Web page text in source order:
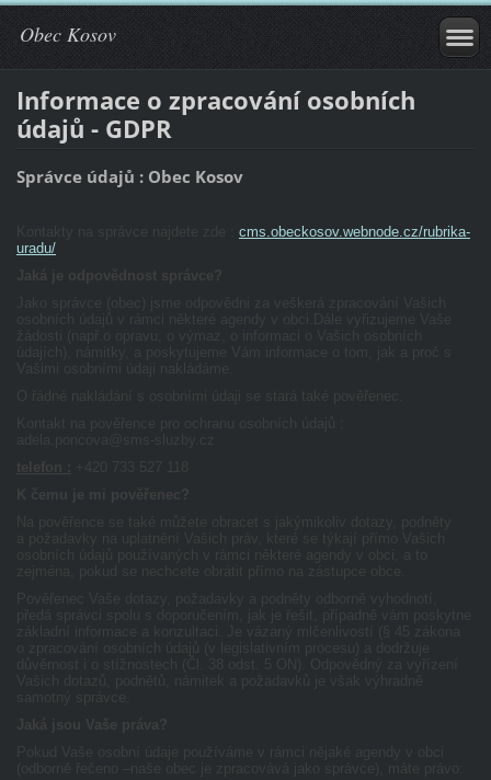
Obec Kosov
Informace o zpracování osobních
údajů - GDPR
Správce údajů : Obec Kosov
Kontakty na správce najdete zde : cms.obeckosov.webnode.cz/rubrika-
uradu/
Jaká je odpovědnost správce?
Jako správce (obec) jsme odpovědni za veškerá zpracování Vašich
osobních údajů v rámci některé agendy v obci.Dále vyřizujeme Vaše
žádosti (např.o opravu, o výmaz, o informaci o Vašich osobních
údajích), námitky, a poskytujeme Vám informace o tom, jak a proč s
Vašimi osobními údaji nakládáme.
O řádné nakládání s osobními údaji se stará také pověřenec.
Kontakt na pověřence pro ochranu osobních údajů :
adela.poncova@sms-sluzby.cz
telefon : +420 733 527 118
K čemu je mi pověřenec?
Na pověřence se také můžete obracet s jakýmikoliv dotazy, podněty
a požadavky na uplatnění Vašich práv, které se týkají přímo Vašich
osobních údajů používaných v rámci některé agendy v obci, a to
zejména, pokud se nechcete obrátit přímo na zástupce obce.
Pověřenec Vaše dotazy, požadavky a podněty odborně vyhodnotí,
předá správci spolu s doporučením, jak je řešit, případně vám poskytne
základní informace a konzultaci. Je vázaný mlčenlivostí (§ 45 zákona
o zpracování osobních údajů (v legislativním procesu) a dodržuje
důvěrnost i o stížnostech (Čl. 38 odst. 5 ON). Odpovědný za vyřízení
Vašich dotazů, podnětů, námitek a požadavků je však výhradně
samotný správce.
Jaká jsou Vaše práva?
Pokud Vaše osobní údaje používáme v rámci nějaké agendy v obci
(odborně řečeno –naše obec je zpracovává jako správce), máte právo: